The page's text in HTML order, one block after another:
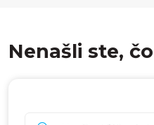
Nenašli ste,